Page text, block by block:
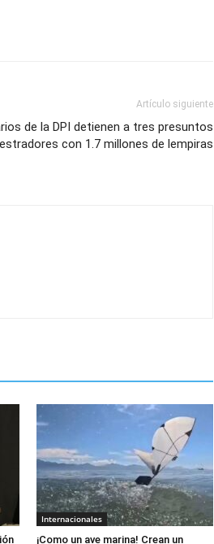
Artículo siguiente
de la DPI detienen a tres presuntos
con 1.7 millones de lempiras
Internacionales
¡Como un ave marina! Crean un